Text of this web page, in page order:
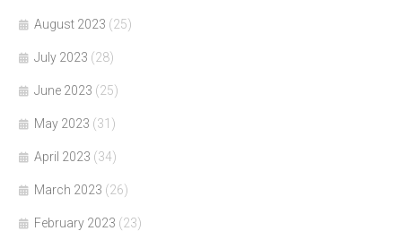
August 2023 (25)
July 2023 (28)
June 2023 (25)
May 2023 (31)
April 2023 (34)
March 2023 (26)
February 2023 (23)